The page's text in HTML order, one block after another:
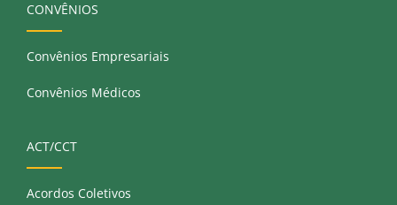
CONVÊNIOS
Convênios Empresariais
Convênios Médicos
ACT/CCT
Acordos Coletivos